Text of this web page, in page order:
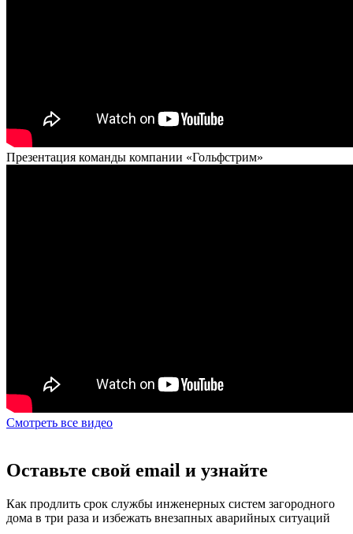
Презентация команды компании «Гольфстрим»
Смотреть все видео
Оставьте свой email и узнайте
Как продлить срок службы инженерных систем загородного
дома в три раза и избежать внезапных аварийных ситуаций